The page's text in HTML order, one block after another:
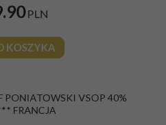
PLN
KOSZYKA
PONIATOWSKI VSOP 40%
FRANCJA